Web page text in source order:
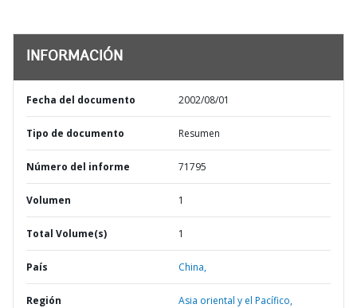
INFORMACIÓN
Fecha del documento 2002/08/01
Tipo de documento Resumen
Número del informe 71795
Volumen 1
Total Volume(s) 1
País China,
Región Asia oriental y el Pacífico,